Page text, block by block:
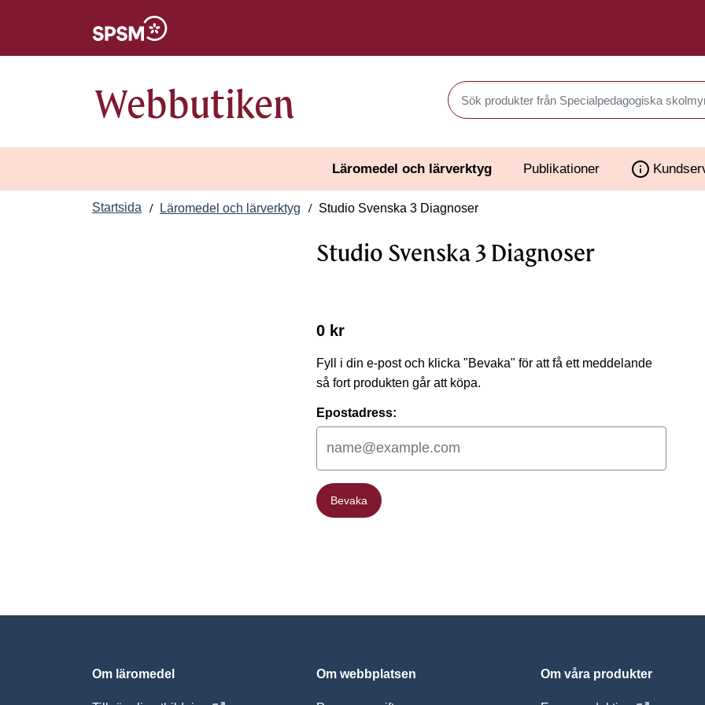
Webbutiken Sök produkter i Webbutiken
Läromedel och lärverktyg Publikationer
Startsida Läromedel och lärverktyg Studio Svenska 3 Diagnoser
Studio Svenska 3 Diagnoser
0 kr
Fyll i din e-post och klicka "Bevaka" för att få ett meddelande
så fort produkten går att köpa.
Epostadress:
Bevaka
Bevaka
Om läromedel Om webbplatsen Om våra produkter